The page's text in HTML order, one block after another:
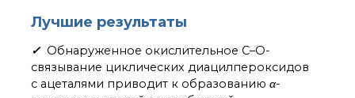
Защита диссертаций
Набор студентов
Рекомендации ВАК
о типовых нарушениях
Лучшие результаты
✓ Обнаруженное окислительное C–O-
связывание циклических диацилпероксидов
с ацеталями приводит к образованию α-